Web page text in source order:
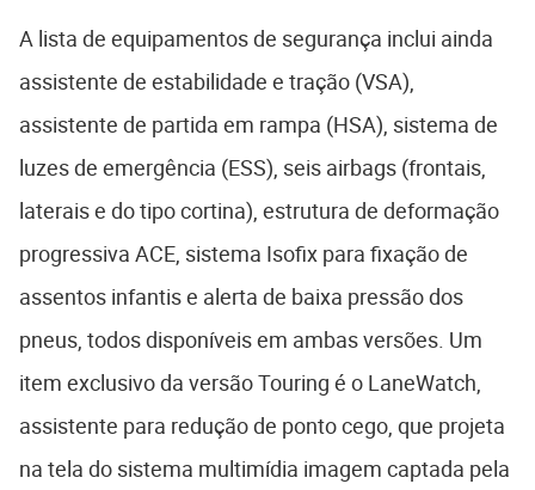
A lista de equipamentos de segurança inclui ainda
assistente de estabilidade e tração (VSA),
assistente de partida em rampa (HSA), sistema de
luzes de emergência (ESS), seis airbags (frontais,
laterais e do tipo cortina), estrutura de deformação
progressiva ACE, sistema Isofix para fixação de
assentos infantis e alerta de baixa pressão dos
pneus, todos disponíveis em ambas versões. Um
item exclusivo da versão Touring é o LaneWatch,
assistente para redução de ponto cego, que projeta
na tela do sistema multimídia imagem captada pela